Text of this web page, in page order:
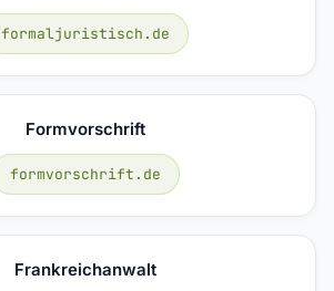
formaljuristisch.de
Formvorschrift
formvorschrift.de
Frankreichanwalt